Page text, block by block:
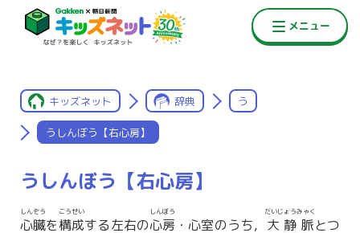
キッズネット 辞典 う
うしんぼう【右心房】
うしんぼう【右心房】
心臓
しんぞう
を構成
こうせい
する左右の心房
しんぼう
・心室のうち， 大静脈
だいじょうみゃく
とつ